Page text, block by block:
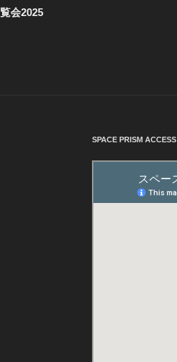
会2025
SPACE PRISM ACCESS